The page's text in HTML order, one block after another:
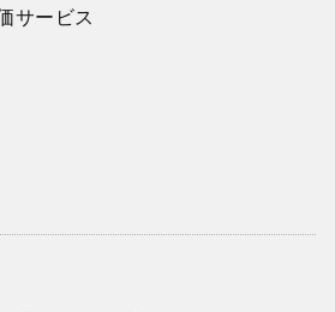
サービス